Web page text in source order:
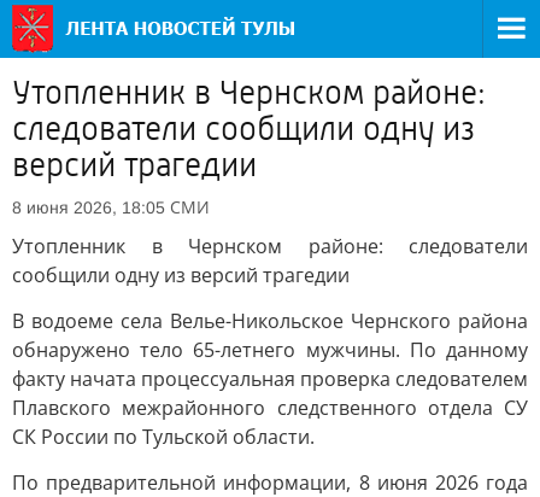
Утопленник в Чернском районе:
следователи сообщили одну из
версий трагедии
8 июня 2026, 18:05 СМИ
Утопленник в Чернском районе: следователи
сообщили одну из версий трагедии
В водоеме села Велье-Никольское Чернского района
обнаружено тело 65-летнего мужчины. По данному
факту начата процессуальная проверка следователем
Плавского межрайонного следственного отдела СУ
СК России по Тульской области.
По предварительной информации, 8 июня 2026 года